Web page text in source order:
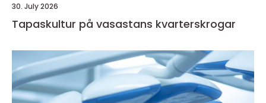
30. July 2026
Tapaskultur på vasastans kvarterskrogar